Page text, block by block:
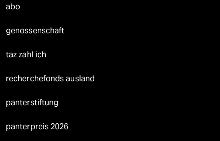
abo
genossenschaft
taz zahl ich
recherchefonds ausland
panterstiftung
panterpreis 2026